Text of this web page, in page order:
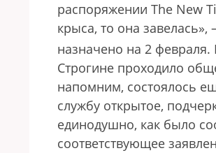
распоряжении The New
крыса, то она
назначено на 2
Строгине проходило
напомним, состоялось
службу открытое,
единодушно, как было
соответствующее